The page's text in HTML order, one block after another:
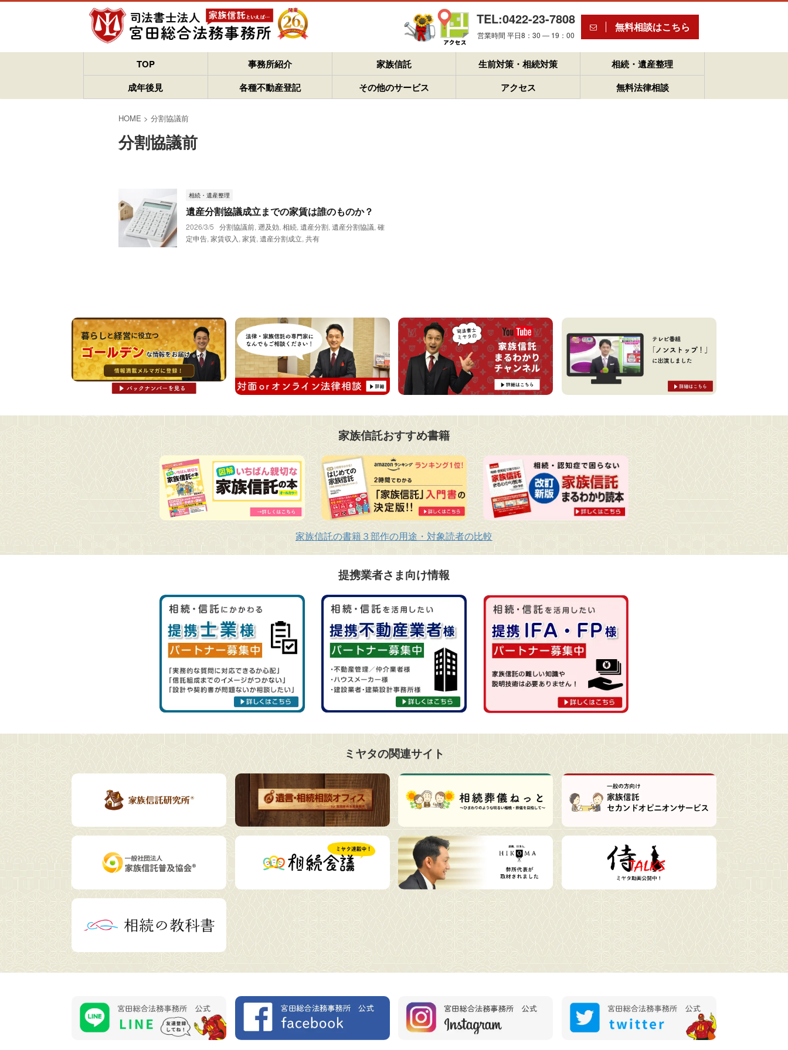
TEL:0422-23-7808
営業時間 平日8：30 ― 19：00
無料相談はこちら
TOP 事務所紹介 家族信託 生前対策・相続対策
相続・遺産整理
成年後見
各種不動産登記 その他のサービス アクセス 無料法律相談
HOME > 分割協議前
分割協議前
相続・遺産整理
遺産分割協議成立までの家賃は誰のものか？
2026/3/5 分割協議前, 遡及効, 相続, 遺産分割, 遺産分割協議, 確
定申告, 家賃収入 , 家賃, 遺産分割成立, 共有
家族信託おすすめ書籍
家族信託の書籍３部作の用途・対象読者の比較
提携業者さま向け情報
ミヤタの関連サイト